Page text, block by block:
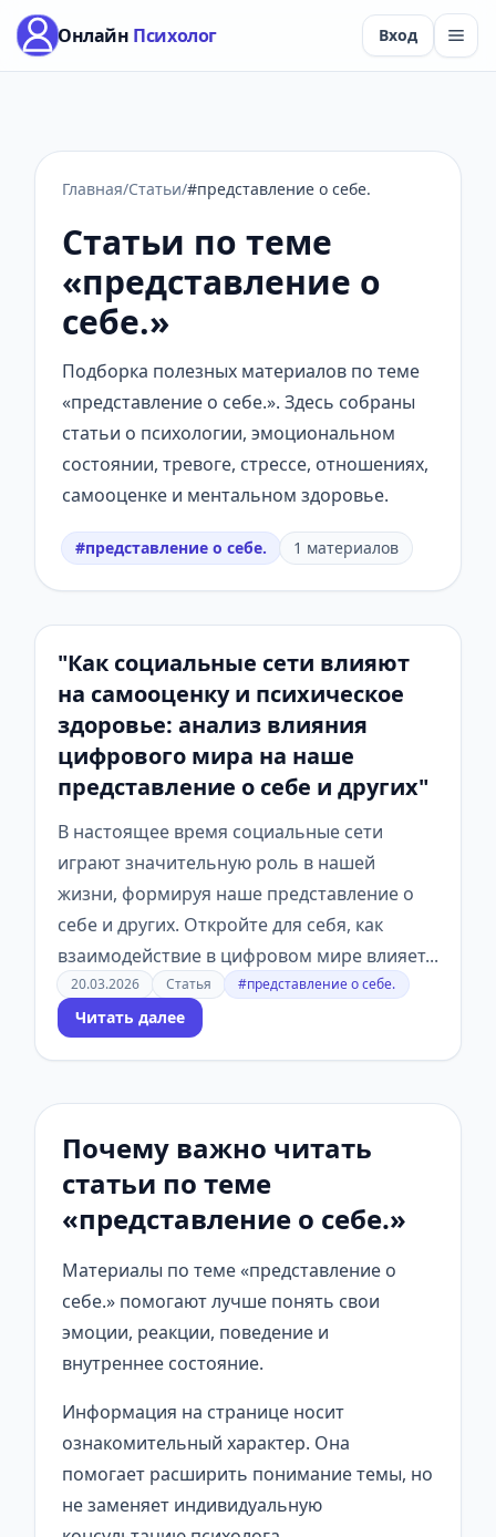
Онлайн Психолог Вход
Главная/Статьи/#представление о себе.
Статьи по теме
«представление о
себе.»
Подборка полезных материалов по теме
«представление о себе.». Здесь собраны
статьи о психологии, эмоциональном
состоянии, тревоге, стрессе, отношениях,
самооценке и ментальном здоровье.
#представление о себе. 1 материалов
"Как социальные сети влияют
на самооценку и психическое
здоровье: анализ влияния
цифрового мира на наше
представление о себе и других"
В настоящее время социальные сети
играют значительную роль в нашей
жизни, формируя наше представление о
себе и других. Откройте для себя, как
взаимодействие в цифровом мире влияет...
20.03.2026 Статья #представление о себе.
Читать далее
Почему важно читать
статьи по теме
«представление о себе.»
Материалы по теме «представление о
себе.» помогают лучше понять свои
эмоции, реакции, поведение и
внутреннее состояние.
Информация на странице носит
ознакомительный характер. Она
помогает расширить понимание темы, но
не заменяет индивидуальную